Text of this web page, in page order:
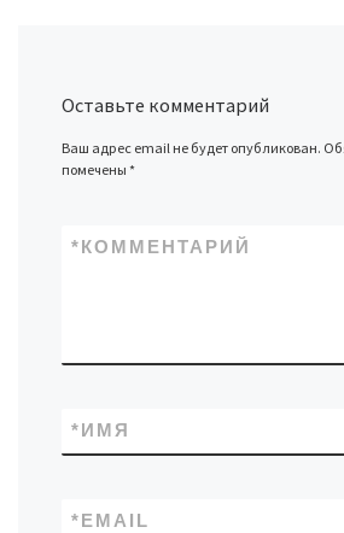
Оставьте комментарий
Ваш адрес email не будет опубликован.
помечены*
КОММЕНТАРИЙ
*
ИМЯ
*
EMAIL
*